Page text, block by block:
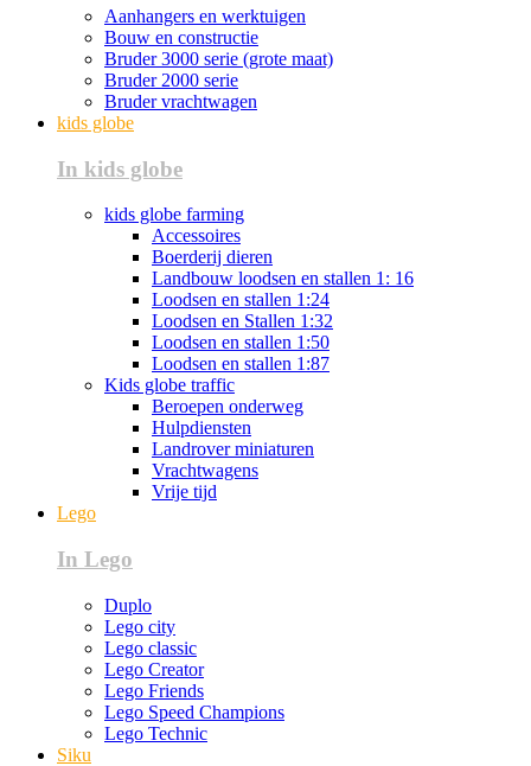
Aanhangers en werktuigen
Bouw en constructie
Bruder 3000 serie (grote maat)
Bruder 2000 serie
Bruder vrachtwagen
kids globe
In kids globe
kids globe farming
Accessoires
Boerderij dieren
Landbouw loodsen en stallen 1: 16
Loodsen en stallen 1:24
Loodsen en Stallen 1:32
Loodsen en stallen 1:50
Loodsen en stallen 1:87
Kids globe traffic
Beroepen onderweg
Hulpdiensten
Landrover miniaturen
Vrachtwagens
Vrije tijd
Lego
In Lego
Duplo
Lego city
Lego classic
Lego Creator
Lego Friends
Lego Speed Champions
Lego Technic
Siku